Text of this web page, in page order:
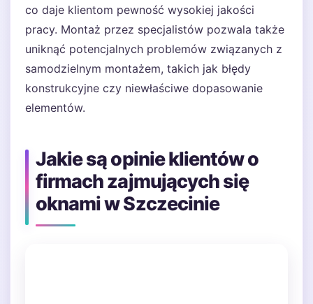
co daje klientom pewność wysokiej jakości
pracy. Montaż przez specjalistów pozwala także
uniknąć potencjalnych problemów związanych z
samodzielnym montażem, takich jak błędy
konstrukcyjne czy niewłaściwe dopasowanie
elementów.
Jakie są opinie klientów o
firmach zajmujących się
oknami w Szczecinie